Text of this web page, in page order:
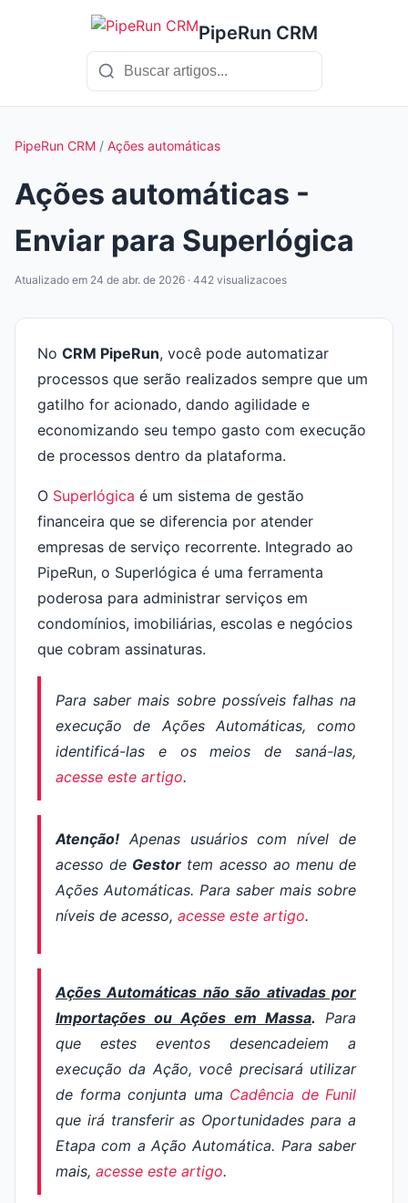
PipeRun CRM
PipeRun CRM / Ações automáticas
Ações automáticas -
Enviar para Superlógica
Atualizado em 24 de abr. de 2026 · 442 visualizacoes
No CRM PipeRun, você pode automatizar
processos que serão realizados sempre que um
gatilho for acionado, dando agilidade e
economizando seu tempo gasto com execução
de processos dentro da plataforma.
O Superlógica é um sistema de gestão
financeira que se diferencia por atender
empresas de serviço recorrente. Integrado ao
PipeRun, o Superlógica é uma ferramenta
poderosa para administrar serviços em
condomínios, imobiliárias, escolas e negócios
que cobram assinaturas.
Para saber mais sobre possíveis falhas na
execução de Ações Automáticas, como
identificá-las e os meios de saná-las,
acesse este artigo.
Atenção! Apenas usuários com nível de
acesso de Gestor tem acesso ao menu de
Ações Automáticas. Para saber mais sobre
níveis de acesso, acesse este artigo.
Ações Automáticas não são ativadas por
Importações ou Ações em Massa. Para
que estes eventos desencadeiem a
execução da Ação, você precisará utilizar
de forma conjunta uma Cadência de Funil
que irá transferir as Oportunidades para a
Etapa com a Ação Automática. Para saber
mais, acesse este artigo.